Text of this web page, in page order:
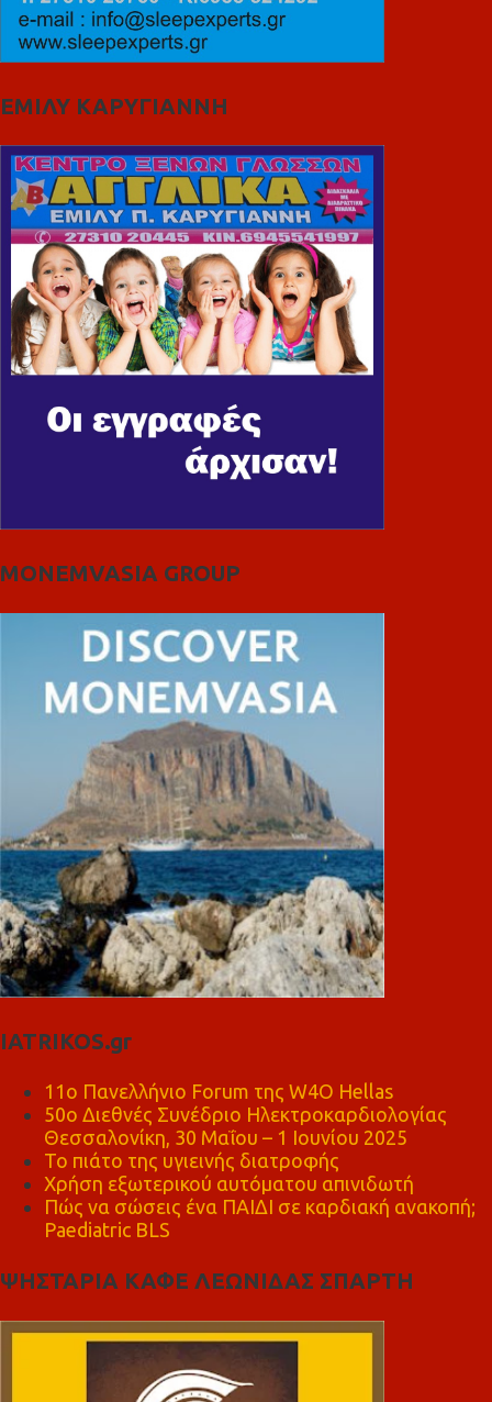
ΕΜΙΛΥ ΚΑΡΥΓΙΑΝΝΗ
MONEMVASIA GROUP
IATRIKOS.gr
11ο Πανελλήνιο Forum της W4O Hellas
50ο Διεθνές Συνέδριο Ηλεκτροκαρδιολογίας
Θεσσαλονίκη, 30 Μαΐου – 1 Ιουνίου 2025
Το πιάτο της υγιεινής διατροφής
Χρήση εξωτερικού αυτόματου απινιδωτή
Πώς να σώσεις ένα ΠΑΙΔΙ σε καρδιακή ανακοπή;
Paediatric BLS
ΨΗΣΤΑΡΙΑ ΚΑΦΕ ΛΕΩΝΙΔΑΣ ΣΠΑΡΤΗ